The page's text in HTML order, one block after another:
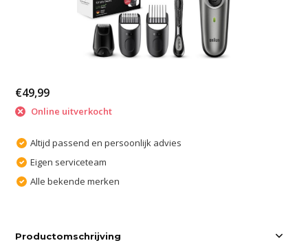
€49,99
Online uitverkocht
Altijd passend en persoonlijk advies
Eigen serviceteam
Alle bekende merken
Productomschrijving